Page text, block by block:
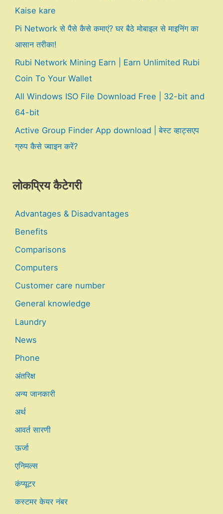
Kaise kare
Pi Network से पैसे कैसे कमाएं? घर बैठे मोबाइल से माइनिंग का
आसान तरीका!
Rubi Network Mining Earn | Earn Unlimited Rubi
Coin To Your Wallet
All Windows ISO File Download Free | 32-bit and
64-bit
Active Group Finder App download | बेस्ट व्हाट्सएप
ग्रुप कैसे ज्वाइन करें?
लोकप्रिय कैटेगरी
Advantages & Disadvantages
Benefits
Comparisons
Computers
Customer care number
General knowledge
Laundry
News
Phone
अंतरिक्ष
अन्य जानकारी
अर्थ
आवर्त सारणी
ऊर्जा
एनिमल्स
कंप्यूटर
कस्टमर केयर नंबर